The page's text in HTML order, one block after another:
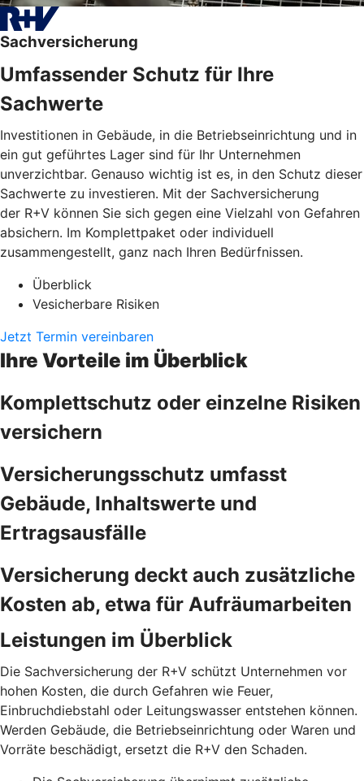
Sachversicherung
Umfassender Schutz für Ihre
Sachwerte
Investitionen in Gebäude, in die Betriebseinrichtung und in
ein gut geführtes Lager sind für Ihr Unternehmen
unverzichtbar. Genauso wichtig ist es, in den Schutz dieser
Sachwerte zu investieren. Mit der Sachversicherung
der R+V können Sie sich gegen eine Vielzahl von Gefahren
absichern. Im Komplettpaket oder individuell
zusammengestellt, ganz nach Ihren Bedürfnissen.
Überblick
Vesicherbare Risiken
Jetzt Termin vereinbaren
Ihre Vorteile im Überblick
Komplettschutz oder einzelne Risiken
versichern
Versicherungsschutz umfasst
Gebäude, Inhaltswerte und
Ertragsausfälle
Versicherung deckt auch zusätzliche
Kosten ab, etwa für Aufräumarbeiten
Leistungen im Überblick
Die Sachversicherung der R+V schützt Unternehmen vor
hohen Kosten, die durch Gefahren wie Feuer,
Einbruchdiebstahl oder Leitungswasser entstehen können.
Werden Gebäude, die Betriebseinrichtung oder Waren und
Vorräte beschädigt, ersetzt die R+V den Schaden.